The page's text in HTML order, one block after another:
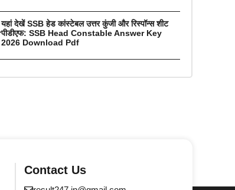
यहां देखें SSB हेड कांस्टेबल उत्तर कुंजी और रिस्पॉन्स शीट
पीडीएफ: SSB Head Constable Answer Key
2026 Download Pdf
Contact Us